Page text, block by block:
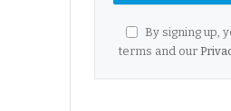
By signing up,
terms and our